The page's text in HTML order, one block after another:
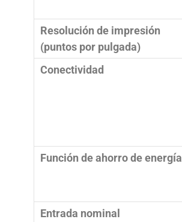
Resolución de impresión
(puntos por pulgada)
Conectividad
Función de ahorro de energía
Entrada nominal